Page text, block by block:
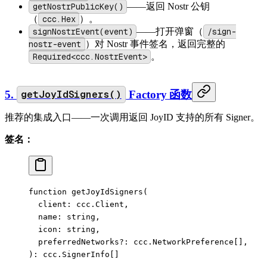
getNostrPublicKey() ——返回 Nostr 公钥
（ ccc.Hex ）。
signNostrEvent(event) ——打开弹窗（
/sign-
nostr-event ）对 Nostr 事件签名，返回完整的
Required<ccc.NostrEvent> 。
5. getJoyIdSigners() Factory 函数
推荐的集成入口——一次调用返回 JoyID 支持的所有 Signer。
签名：
function getJoyIdSigners (
  client
: ccc . Client ,
  name
: string ,
  icon
: string ,
  preferredNetworks
?: ccc . NetworkPreference [],
) : ccc . SignerInfo